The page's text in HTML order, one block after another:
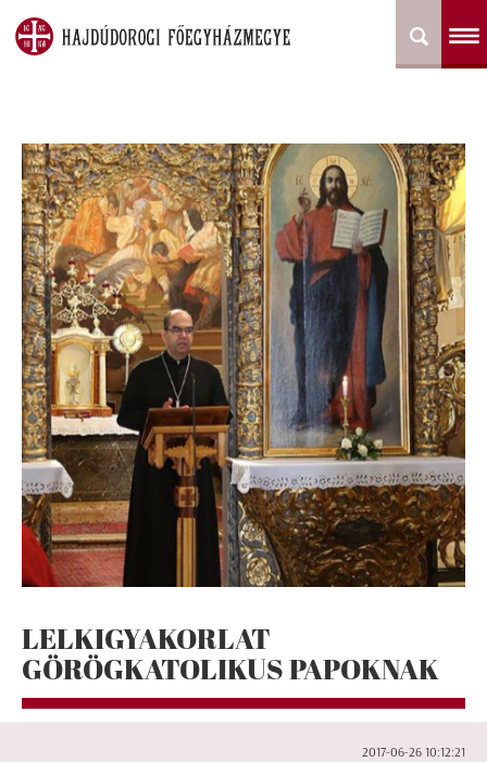
LELKIGYAKORLAT
GÖRÖGKATOLIKUS PAPOKNAK
2017-06-26 10:12:21